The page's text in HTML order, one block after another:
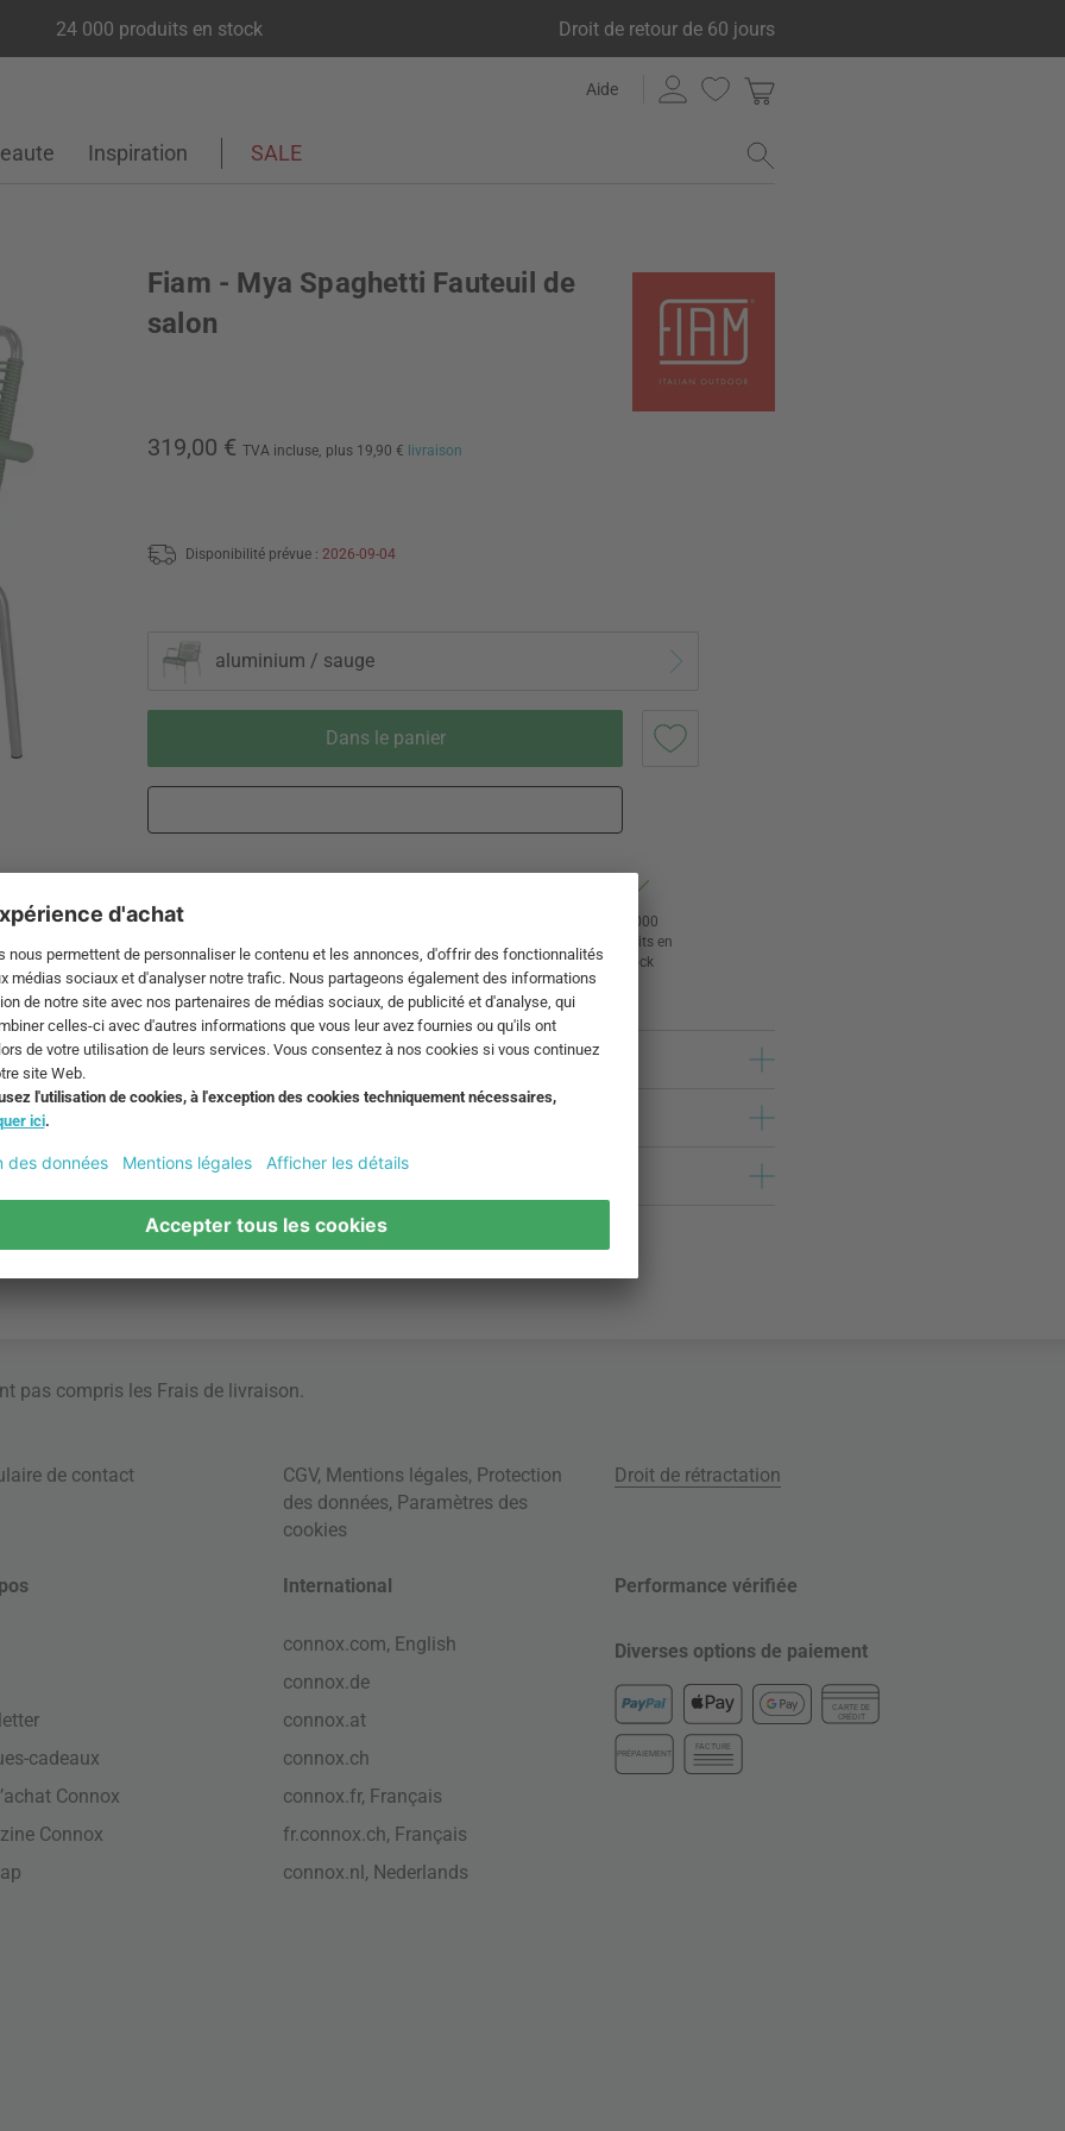
24 000 produits en stock Droit de retour de 60 jours
Aide
Inspiration SALE
Fiam - Mya Spaghetti Fauteuil de
salon
319,00 € TVA incluse, plus 19,90 € livraison
Disponibilité prévue : 2026-09-04
aluminium / sauge
Dans le panier
Livraison 5-10 jours ouvrables après
24 000
produits en
stock
pas compris les Frais de livraison
de contact CGV, Mentions légales, Protection
des données, Paramètres des
cookies
Droit de rétractation
cadeaux
Connox
Connox
International
connox.com, English
connox.de
connox.at
connox.ch
connox.fr, Français
fr.connox.ch, Français
connox.nl, Nederlands
Performance vérifiée
Diverses options de paiement
CARTE DE
CRÉDIT
PRÉPAIEMENT
FACTURE